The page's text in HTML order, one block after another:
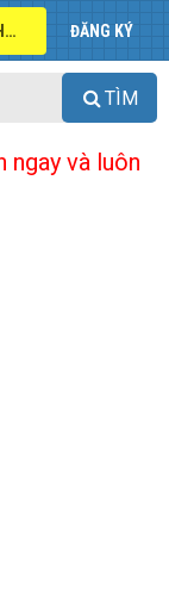
ĐĂNG NHẬP ĐĂNG KÝ
TÌM
ngay và luôn